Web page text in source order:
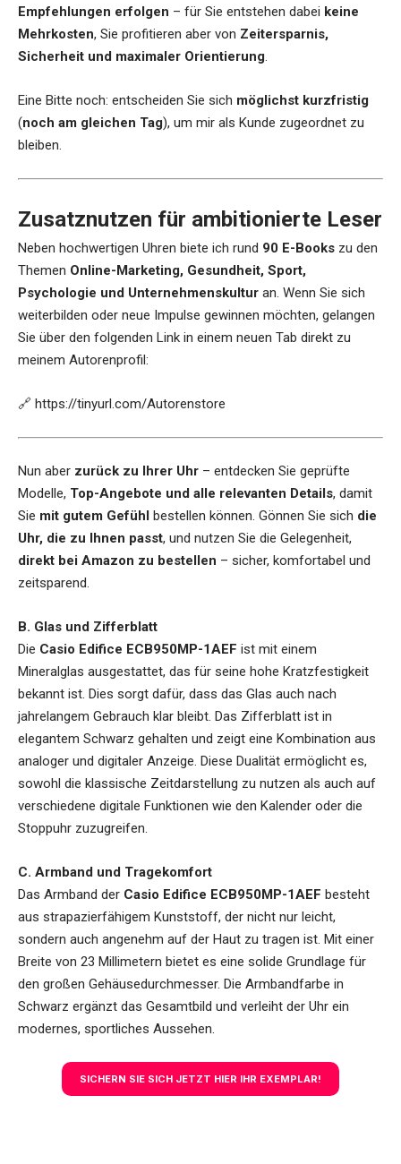
Empfehlungen erfolgen – für Sie entstehen dabei keine
Mehrkosten, Sie profitieren aber von Zeitersparnis,
Sicherheit und maximaler Orientierung.
Eine Bitte noch: entscheiden Sie sich möglichst kurzfristig
(noch am gleichen Tag), um mir als Kunde zugeordnet zu
bleiben.
Zusatznutzen für ambitionierte Leser
Neben hochwertigen Uhren biete ich rund 90 E-Books zu den
Themen Online-Marketing, Gesundheit, Sport,
Psychologie und Unternehmenskultur an. Wenn Sie sich
weiterbilden oder neue Impulse gewinnen möchten, gelangen
Sie über den folgenden Link in einem neuen Tab direkt zu
meinem Autorenprofil:
🔗 https://tinyurl.com/Autorenstore
Nun aber zurück zu Ihrer Uhr – entdecken Sie geprüfte
Modelle, Top-Angebote und alle relevanten Details, damit
Sie mit gutem Gefühl bestellen können. Gönnen Sie sich die
Uhr, die zu Ihnen passt, und nutzen Sie die Gelegenheit,
direkt bei Amazon zu bestellen – sicher, komfortabel und
zeitsparend.
B. Glas und Zifferblatt
Die Casio Edifice ECB950MP-1AEF ist mit einem
Mineralglas ausgestattet, das für seine hohe Kratzfestigkeit
bekannt ist. Dies sorgt dafür, dass das Glas auch nach
jahrelangem Gebrauch klar bleibt. Das Zifferblatt ist in
elegantem Schwarz gehalten und zeigt eine Kombination aus
analoger und digitaler Anzeige. Diese Dualität ermöglicht es,
sowohl die klassische Zeitdarstellung zu nutzen als auch auf
verschiedene digitale Funktionen wie den Kalender oder die
Stoppuhr zuzugreifen.
C. Armband und Tragekomfort
Das Armband der Casio Edifice ECB950MP-1AEF besteht
aus strapazierfähigem Kunststoff, der nicht nur leicht,
sondern auch angenehm auf der Haut zu tragen ist. Mit einer
Breite von 23 Millimetern bietet es eine solide Grundlage für
den großen Gehäusedurchmesser. Die Armbandfarbe in
Schwarz ergänzt das Gesamtbild und verleiht der Uhr ein
modernes, sportliches Aussehen.
SICHERN SIE SICH JETZT HIER IHR EXEMPLAR!